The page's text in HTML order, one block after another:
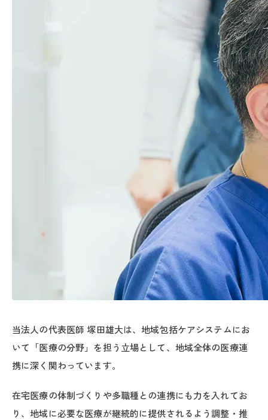
当法人の代表医師 塚田雄大は、地域包括ケアシステムにお
いて「医療の分野」を担う立場として、地域全体の医療連
携に深く関わっています。
在宅医療の体制づくりや多職種との連携にも力を入れてお
り、地域に必要な医療が継続的に提供されるよう調整・推